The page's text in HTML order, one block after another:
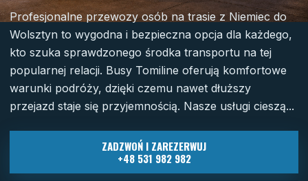
Profesjonalne przewozy osób na trasie z Niemiec do
Wolsztyn to wygodna i bezpieczna opcja dla każdego,
kto szuka sprawdzonego środka transportu na tej
popularnej relacji. Busy Tomiline oferują komfortowe
warunki podróży, dzięki czemu nawet dłuższy
przejazd staje się przyjemnością. Nasze usługi cieszą...
ZADZWOŃ I ZAREZERWUJ
+48 531 982 982